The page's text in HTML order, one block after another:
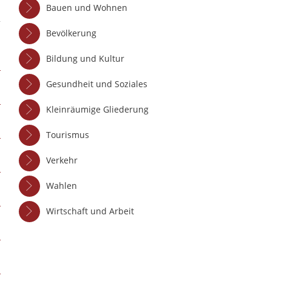
Bauen und Wohnen
Bevölkerung
Bildung und Kultur
Gesundheit und Soziales
Kleinräumige Gliederung
Tourismus
Verkehr
Wahlen
Wirtschaft und Arbeit